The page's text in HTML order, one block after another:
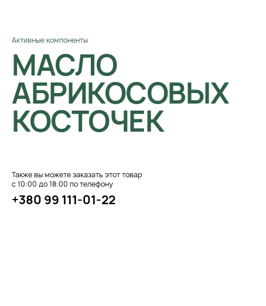
Активные компоненты
МАСЛО
АБРИКОСОВЫХ
КОСТОЧЕК
Также вы можете заказать этот товар
с 10:00 до 18:00 по телефону
+380 99 111-01-22